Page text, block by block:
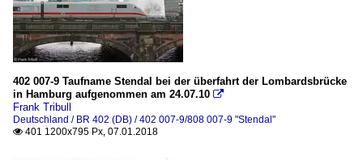
402 007-9 Taufname Stendal bei der überfahrt der Lombardsbrücke
in Hamburg aufgenommen am 24.07.10 
Frank Tribull
Deutschland / BR 402 (DB) / 402 007-9/808 007-9 "Stendal"
 401 1200x795 Px, 07.01.2018